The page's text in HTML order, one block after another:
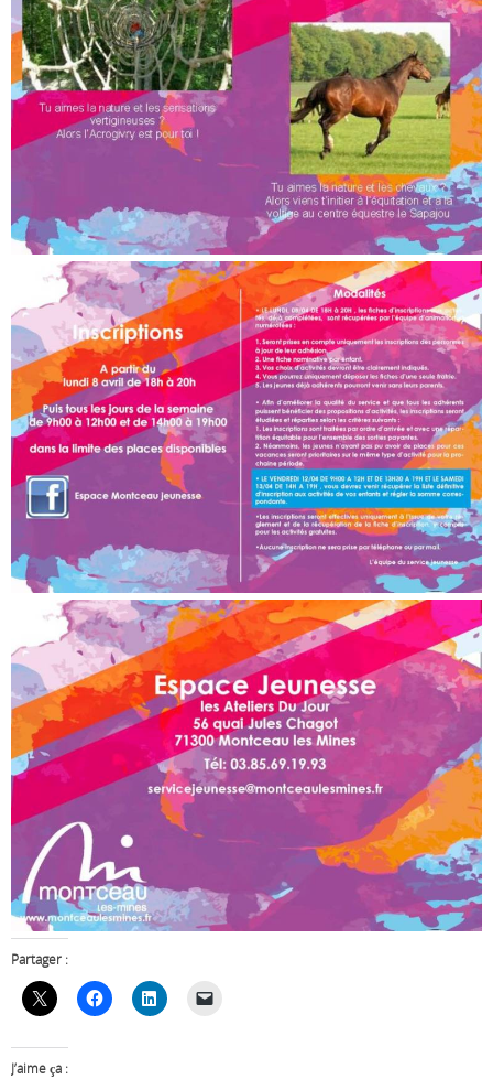
Partager :
J’aime ça :